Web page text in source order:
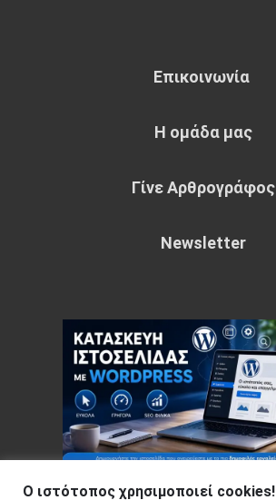
Επικοινωνία
Η ομάδα μας
Γίνε Αρθρογράφος
Newsletter
Ο ιστότοπος χρησιμοποιεί cookies!